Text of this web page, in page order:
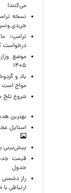
می‌کنند!
جی‌دی
ترامپ:
درخواست
موضع
۱۴۰۵
باد و
مواج است
شروع تلخ
بهترین
استایل
پیش‌بینی
جدول
راز
ارتباطی